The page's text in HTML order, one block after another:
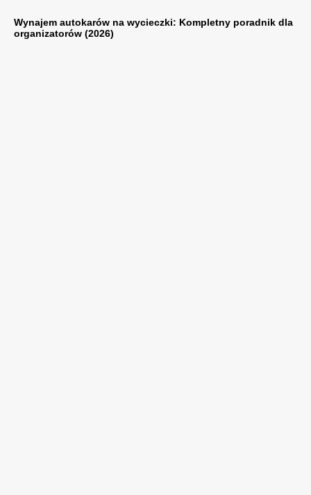
Wynajem autokarów na wycieczki: Kompletny poradnik dla
organizatorów (2026)